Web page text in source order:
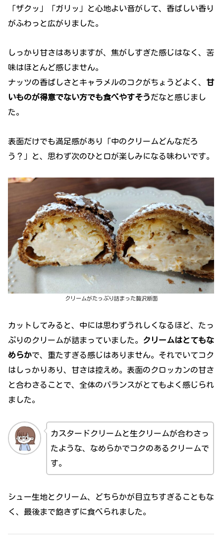
「ザクッ」「ガリッ」と心地よい音がして、香ばしい香り
がふわっと広がりました。
しっかり甘さはありますが、焦がしすぎた感じはなく、苦
味はほとんど感じません。
ナッツの香ばしさとキャラメルのコクがちょうどよく、 甘
いものが得意でない方でも食べやすそうだなと感じまし
た。
表面だけでも満足感があり「中のクリームどんなだろ
う？」と、思わず次のひと口が楽しみになる味わいです。
クリームがたっぷり詰まった贅沢断面
カットしてみると、中には思わずうれしくなるほど、たっ
ぷりのクリームが詰まっていました。
クリームはとてもな
めらかで、重たすぎる感じはありません。それでいてコク
はしっかりあり、甘さは控えめ。表面のクロッカンの甘さ
と合わさることで、全体のバランスがとてもよく感じられ
ました。
カスタードクリームと生クリームが合わさっ
たような、なめらかでコクのあるクリームで
す。
シュー生地とクリーム、どちらかが目立ちすぎることもな
く、最後まで飽きずに食べられました。